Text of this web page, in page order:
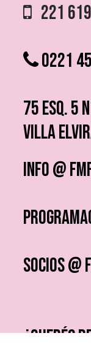
221
0221
75 ESQ. 5
VILLA
info @
socios
¿QUERÉS